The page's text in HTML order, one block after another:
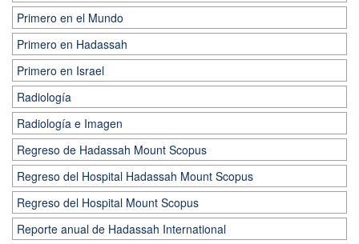
Primero en el Mundo
Primero en Hadassah
Primero en Israel
Radiología
Radiología e Imagen
Regreso de Hadassah Mount Scopus
Regreso del Hospital Hadassah Mount Scopus
Regreso del Hospital Mount Scopus
Reporte anual de Hadassah International